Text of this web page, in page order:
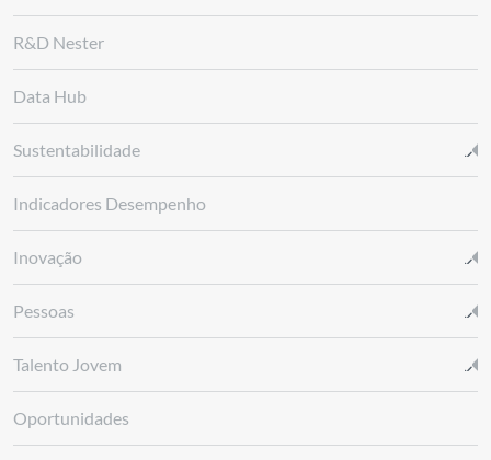
R&D Nester
Data Hub
Sustentabilidade
Indicadores Desempenho
Inovação
Pessoas
Talento Jovem
Oportunidades